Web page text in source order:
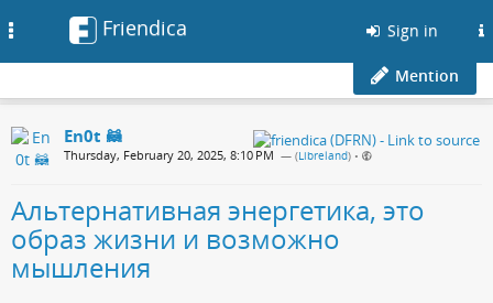
Friendica Sign in
Mention
En0t 🦝
Thursday, February 20, 2025, 8:10 PM — (Libreland) •
Альтернативная энергетика, это
образ жизни и возможно
мышления